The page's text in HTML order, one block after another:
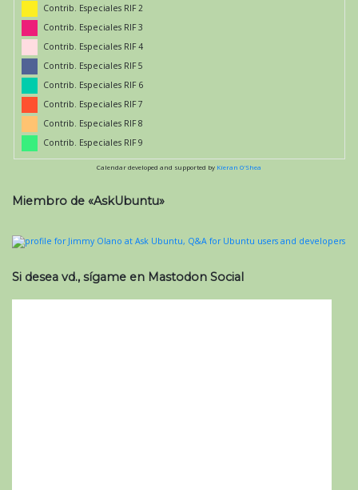
Contrib. Especiales RIF 2
Contrib. Especiales RIF 3
Contrib. Especiales RIF 4
Contrib. Especiales RIF 5
Contrib. Especiales RIF 6
Contrib. Especiales RIF 7
Contrib. Especiales RIF 8
Contrib. Especiales RIF 9
Calendar developed and supported by Kieran O'Shea
Miembro de «AskUbuntu»
Si desea vd., sígame en Mastodon Social